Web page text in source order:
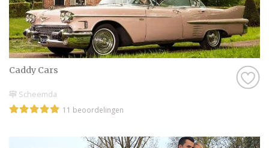
Caddy Cars
Scheemda
11 beoordelingen